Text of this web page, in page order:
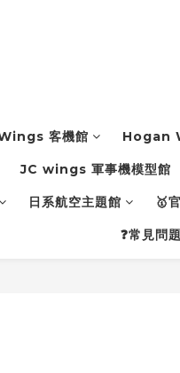
客機館 Hogan
JC wings 軍事機模型館
日系航空主題館 🥇
❓常見問